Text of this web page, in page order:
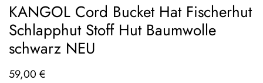
KANGOL Cord Bucket Hat Fischerhut
Schlapphut Stoff Hut Baumwolle
schwarz NEU
59,00 €